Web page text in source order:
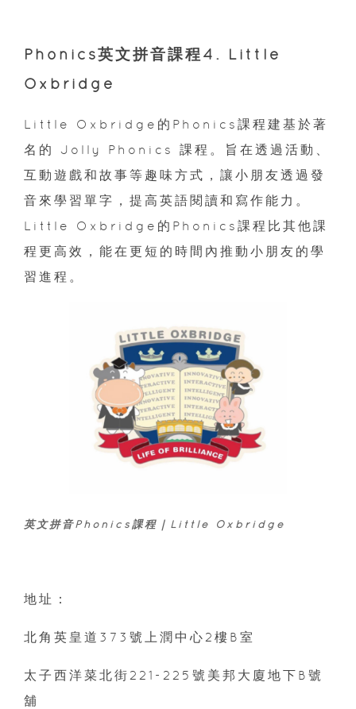
Phonics英文拼音課程4. Little
Oxbridge
Little Oxbridge的Phonics課程建基於著
名的 Jolly Phonics 課程。旨在透過活動、
互動遊戲和故事等趣味方式，讓小朋友透過發
音來學習單字，提高英語閱讀和寫作能力。
Little Oxbridge的Phonics課程比其他課
程更高效，能在更短的時間內推動小朋友的學
習進程。
英文拼音Phonics課程｜Little Oxbridge
地址：
北角英皇道373號上潤中心2樓B室
太子西洋菜北街221-225號美邦大廈地下B號
舖